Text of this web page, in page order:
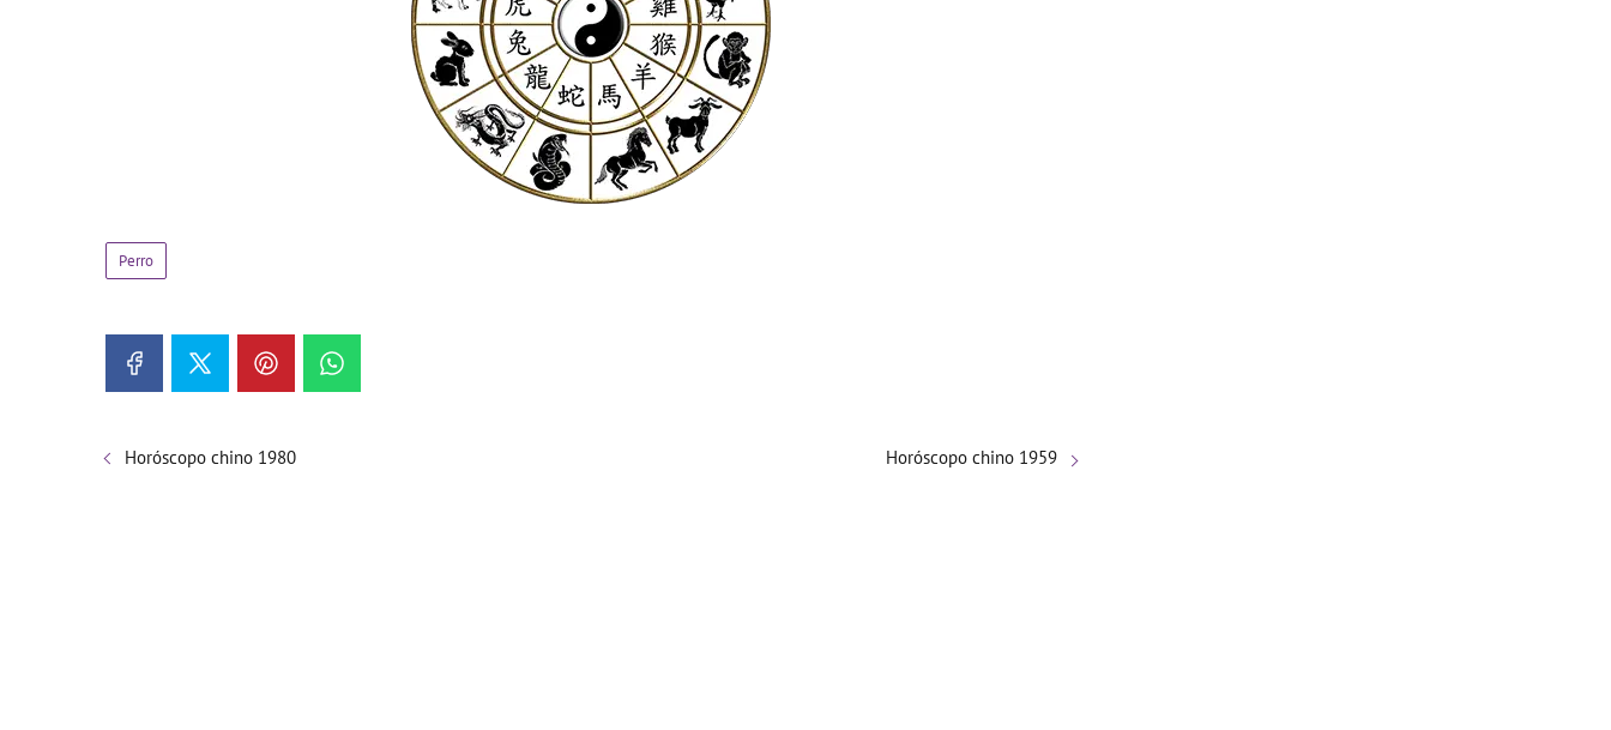
Perro
Horóscopo chino 1980 Horóscopo chino 1959